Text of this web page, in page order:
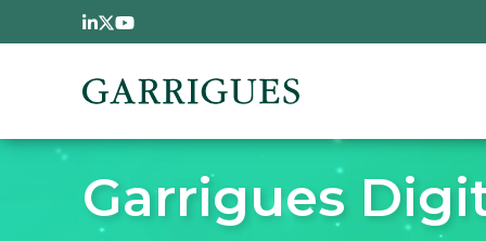
Pasar al contenido principal
Garrigues